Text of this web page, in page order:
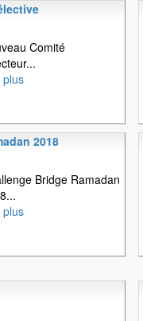
Comité
plus
2018
Bridge Ramadan
plus